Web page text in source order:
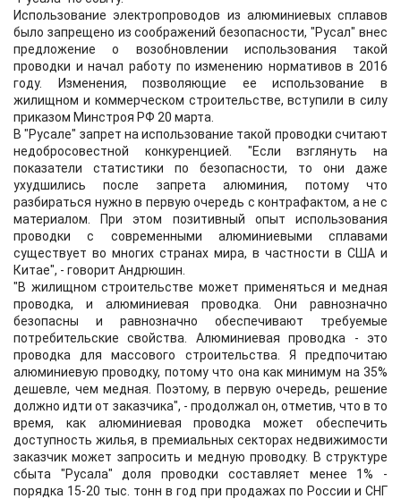
Использование электропроводов из алюминиевых сплавов
было запрещено из соображений безопасности, "Русал" внес
предложение о возобновлении использования такой
проводки и начал работу по изменению нормативов в 2016
году. Изменения, позволяющие ее использование в
жилищном и коммерческом строительстве, вступили в силу
приказом Минстроя РФ 20 марта.
В "Русале" запрет на использование такой проводки считают
недобросовестной конкуренцией. "Если взглянуть на
показатели статистики по безопасности, то они даже
ухудшились после запрета алюминия, потому что
разбираться нужно в первую очередь с контрафактом, а не с
материалом. При этом позитивный опыт использования
проводки с современными алюминиевыми сплавами
существует во многих странах мира, в частности в США и
Китае", - говорит Андрюшин.
"В жилищном строительстве может применяться и медная
проводка, и алюминиевая проводка. Они равнозначно
безопасны и равнозначно обеспечивают требуемые
потребительские свойства. Алюминиевая проводка - это
проводка для массового строительства. Я предпочитаю
алюминиевую проводку, потому что она как минимум на 35%
дешевле, чем медная. Поэтому, в первую очередь, решение
должно идти от заказчика", - продолжал он, отметив, что в то
время, как алюминиевая проводка может обеспечить
доступность жилья, в премиальных секторах недвижимости
заказчик может запросить и медную проводку. В структуре
сбыта "Русала" доля проводки составляет менее 1% -
порядка 15-20 тыс. тонн в год при продажах по России и СНГ